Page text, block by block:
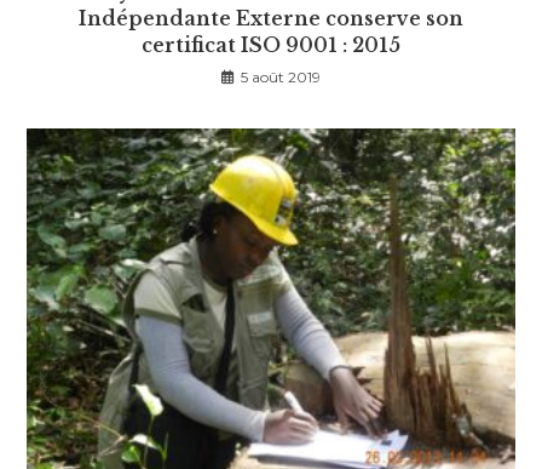
Indépendante Externe conserve son
certificat ISO 9001 : 2015
5 août 2019